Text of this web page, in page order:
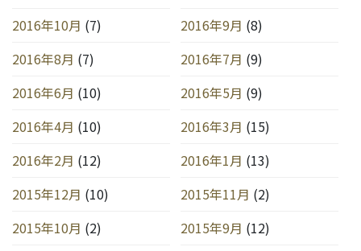
2016年10月 (7) 2016年9月 (8)
2016年8月 (7) 2016年7月 (9)
2016年6月 (10) 2016年5月 (9)
2016年4月 (10) 2016年3月 (15)
2016年2月 (12) 2016年1月 (13)
2015年12月 (10) 2015年11月 (2)
2015年10月 (2) 2015年9月 (12)